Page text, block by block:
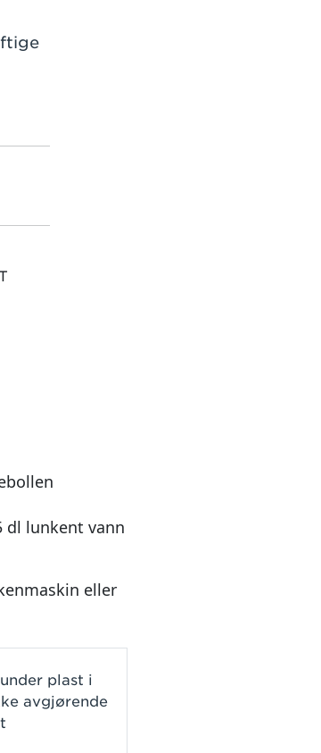
dl lunkent vann
eller
plast i
avgjørende